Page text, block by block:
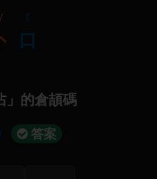
卜
r
口
」的倉頡碼
答案